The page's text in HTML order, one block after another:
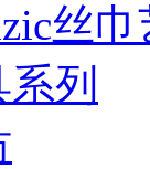
丝
列